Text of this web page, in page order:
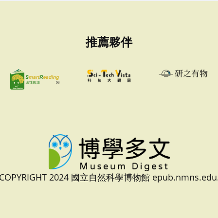
推薦夥伴
2024 國立自然科學博物館